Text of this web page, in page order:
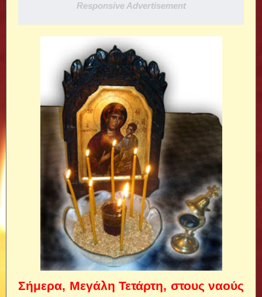
Responsive Advertisement
Σήμερα, Μεγάλη Τετάρτη, στους ναούς